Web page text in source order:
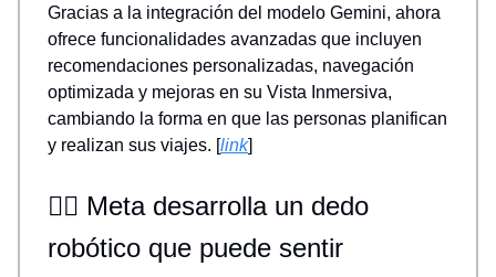
Gracias a la integración del modelo Gemini, ahora
ofrece funcionalidades avanzadas que incluyen
recomendaciones personalizadas, navegación
optimizada y mejoras en su Vista Inmersiva,
cambiando la forma en que las personas planifican
y realizan sus viajes. [link]
👆🏻 Meta desarrolla un dedo
robótico que puede sentir